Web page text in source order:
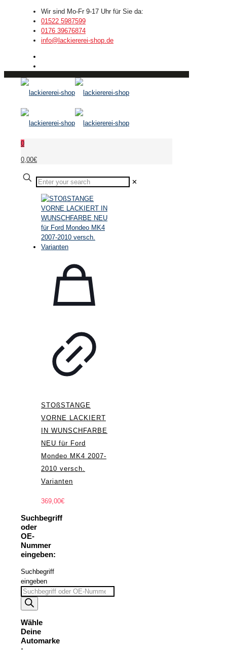
Wir sind Mo-Fr 9-17 Uhr für Sie da:
01522 5987599
0176 39676874
info@lackiererei-shop.de
0
0,00€
✕
STOßSTANGE
VORNE LACKIERT
IN WUNSCHFARBE
NEU für Ford
Mondeo MK4 2007-
2010 versch.
Varianten
369,00€
Suchbegriff
oder
OE-
Nummer
eingeben:
Suchbegriff
eingeben
Wähle
Deine
Automarke